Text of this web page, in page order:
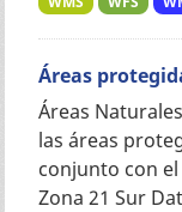
Áreas
Áreas
las áreas
conjunto con el
Zona 21 Sur